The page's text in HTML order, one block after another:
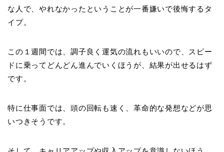
な人で、やれなかったということが一番嫌いで後悔するタ
イプ。
この１週間では、調子良く運気の流れもいいので、スピー
ドに乗ってどんどん進んでいくほうが、結果が出せるはず
です。
特に仕事面では、頭の回転も速く、革命的な発想などが思
いつきそうです。